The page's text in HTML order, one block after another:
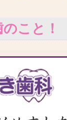
こと！